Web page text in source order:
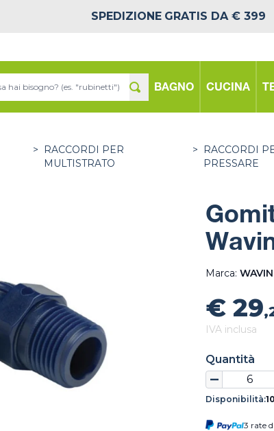
SPEDIZIONE GRATIS DA € 399
BAGNO CUCINA
>
RACCORDI PER
MULTISTRATO
>
RACCORDI
PRESSARE
Marca: WAVIN
€ 29
IVA inclusa
Quantità
Disponibilità:
3 rate